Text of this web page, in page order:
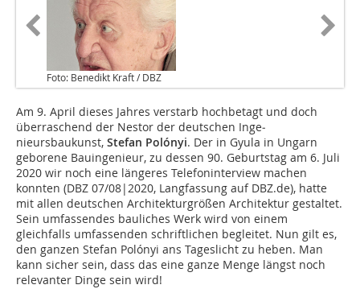
Foto: Benedikt Kraft / DBZ
Am 9. April dieses Jahres verstarb hochbetagt und doch
überraschend der Nestor der deutschen Inge­
nieursbaukunst, Stefan Polónyi. Der in Gyula in Ungarn
geborene Bauingenieur, zu dessen 90. Geburtstag am 6. Juli
2020 wir noch eine längeres Telefoninterview machen
konnten (DBZ 07/08|2020, Langfassung auf DBZ.de), hatte
mit allen deutschen Architekturgrößen Architektur gestaltet.
Sein umfassendes bauliches Werk wird von einem
gleichfalls umfassenden schriftlichen begleitet. Nun gilt es,
den ganzen Stefan Polónyi ans Tageslicht zu heben. Man
kann sicher sein, dass das eine ganze Menge längst noch
relevanter Dinge sein wird!